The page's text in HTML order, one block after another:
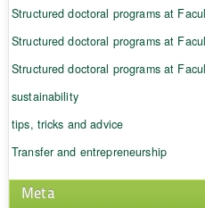
Structured doctoral programs at
Structured doctoral programs at
Structured doctoral programs at
sustainability
tips, tricks and advice
Transfer and entrepreneurship
Meta